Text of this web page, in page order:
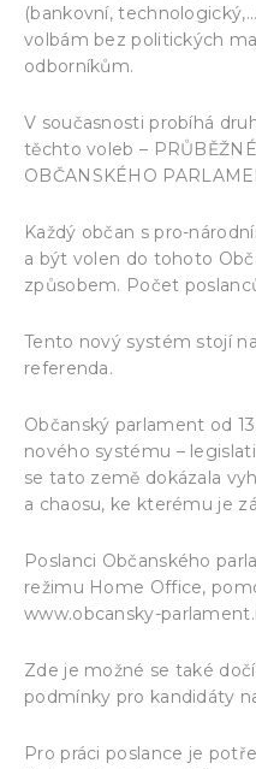
(bankovní,
volbám bez politických
odborníkům.
V současnosti probíhá
těchto voleb –
OBČANSKÉHO
Každý občan s pro-
a být volen do tohoto
způsobem. Počet
Tento nový systém stojí
referenda.
Občanský parlament od
nového systému –
se tato země dokázala
a chaosu, ke kterému je
Poslanci Občanského
režimu Home Office,
www.obcansky-
Zde je možné se také
podmínky pro kandidáty
Pro práci poslance je